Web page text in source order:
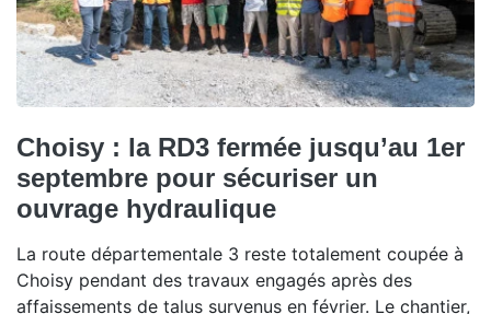
Choisy : la RD3 fermée jusqu’au 1er
septembre pour sécuriser un
ouvrage hydraulique
La route départementale 3 reste totalement coupée à
Choisy pendant des travaux engagés après des
affaissements de talus survenus en février. Le chantier,